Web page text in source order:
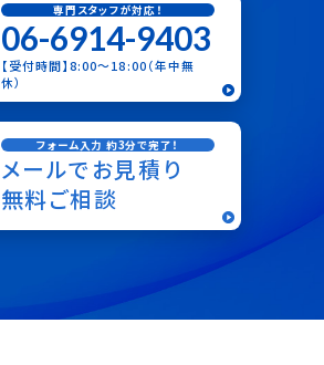
専門スタッフが対応！
06-6914-9403
【受付時間】8:00〜18:00（年中無
休）
フォーム入力 約3分で完了！
メールでお見積り
無料ご相談